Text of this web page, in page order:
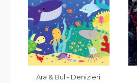
Ara & Bul - Denizleri